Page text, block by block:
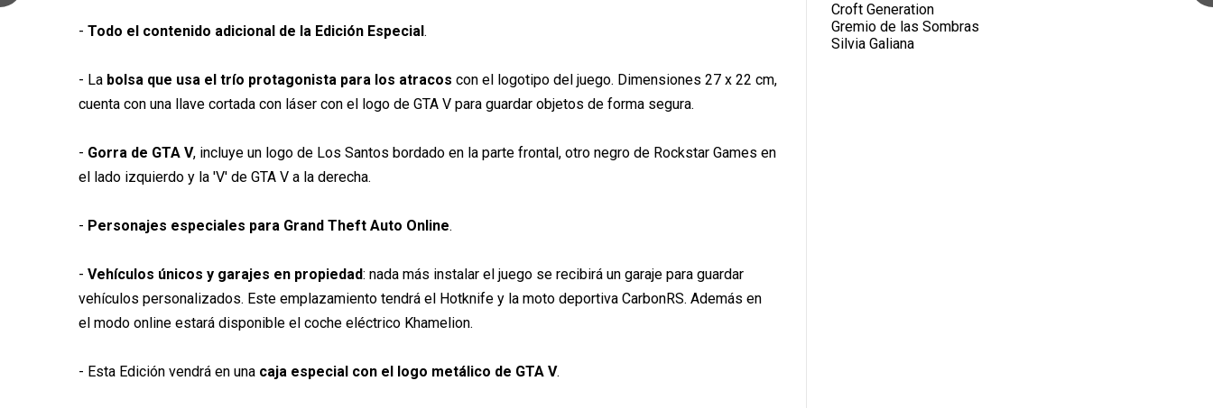
- Todo el contenido adicional de la Edición Especial .
- La bolsa que usa el trío protagonista para los atracos con el logotipo del juego. Dimensiones 27 x 22 cm,
cuenta con una llave cortada con láser con el logo de GTA V para guardar objetos de forma segura.
- Gorra de GTA V, incluye un logo de Los Santos bordado en la parte frontal, otro negro de Rockstar Games en
el lado izquierdo y la 'V' de GTA V a la derecha.
- Personajes especiales para Grand Theft Auto Online.
- Vehículos únicos y garajes en propiedad: nada más instalar el juego se recibirá un garaje para guardar
vehículos personalizados. Este emplazamiento tendrá el Hotknife y la moto deportiva CarbonRS. Además en
el modo online estará disponible el coche eléctrico Khamelion.
- Esta Edición vendrá en una caja especial con el logo metálico de GTA V.
Croft Generation
Gremio de las Sombras
Silvia Galiana